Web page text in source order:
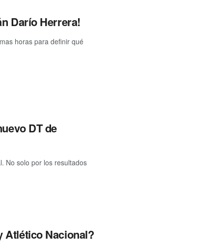
Darío Herrera!
horas para definir qué
DT de
No solo por los resultados
Atlético Nacional?